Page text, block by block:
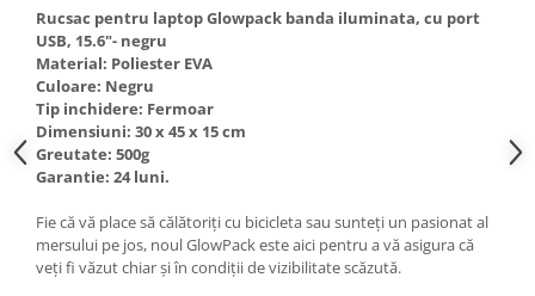
Rucsac pentru laptop Glowpack banda iluminata, cu port
USB, 15.6"- negru
Material: Poliester EVA
Culoare: Negru
Tip inchidere: Fermoar
Dimensiuni: 30 x 45 x 15 cm
Greutate: 500g
Garantie: 24 luni.
Fie că vă place să călătoriți cu bicicleta sau sunteți un pasionat al
mersului pe jos, noul GlowPack este aici pentru a vă asigura că
veți fi văzut chiar și în condiții de vizibilitate scăzută.